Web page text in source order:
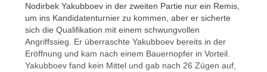
Nodirbek Yakubboev in der zweiten Partie nur ein Remis,
um ins Kandidatenturnier zu kommen, aber er sicherte
sich die Qualifikation mit einem schwungvollen
Angriffssieg. Er überraschte Yakubboev bereits in der
Eröffnung und kam nach einem Bauernopfer in Vorteil.
Yakubboev fand kein Mittel und gab nach 26 Zügen auf,